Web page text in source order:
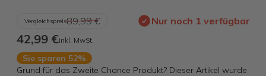
Vergleichspreis89,99 € Nur noch 1 verfügbar
42,99 €inkl. MwSt.
Sie sparen 52%
Grund für das Zweite Chance Produkt? Dieser Artikel wurde